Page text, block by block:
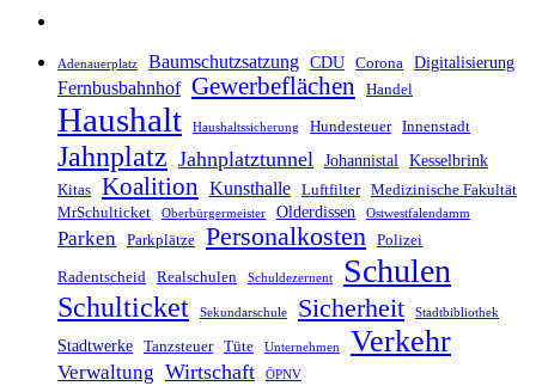
Adenauerplatz Baumschutzsatzung CDU Corona Digitalisierung
Fernbusbahnhof Gewerbeflächen Handel
Haushalt Haushaltssicherung Hundesteuer Innenstadt
Jahnplatz Jahnplatztunnel Johannistal Kesselbrink
Kitas Koalition Kunsthalle Luftfilter
Medizinische Fakultät
MrSchulticket
Oberbürgermeister Olderdissen Ostwestfalendamm
Parken Parkplätze Personalkosten Polizei
Radentscheid Realschulen Schuldezernent Schulen
Schulticket Sekundarschule Sicherheit Stadtbibliothek
Stadtwerke Tanzsteuer Tüte Unternehmen Verkehr
Verwaltung Wirtschaft ÖPNV